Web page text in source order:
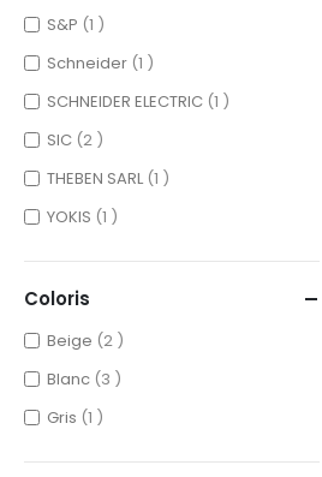
S&P 1 item
Schneider 1 item
SCHNEIDER ELECTRIC 1 item
SIC 2 items
THEBEN SARL 1 item
YOKIS 1 item
Coloris
Beige 2 items
Blanc 3 items
Gris 1 item